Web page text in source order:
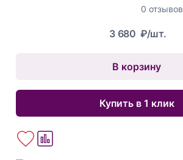
0 отзывов
3 680 ₽/шт.
В корзину
Купить в 1 клик